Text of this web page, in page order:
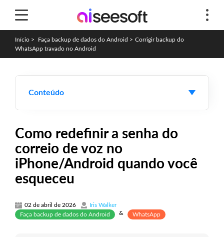
Início > Faça backup de dados do Android > Corrigir backup do
WhatsApp travado no Android
Conteúdo
Como redefinir a senha do
correio de voz no
iPhone/Android quando você
esqueceu
02 de abril de 2026
Iris Walker
Faça backup de dados do Android
& WhatsApp